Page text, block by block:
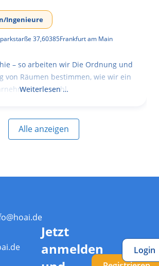
Ingenieure
37,60385Frankfurt am Main
– so arbeiten wir Die Ordnung und
von Räumen bestimmen, wie wir ein
wie wohl
Weiterlesen …
Alle anzeigen
Jetzt
anmelden
Login